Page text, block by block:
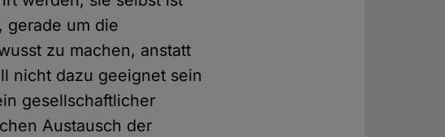
gerade um die
zu machen, anstatt
nicht dazu geeignet sein
gesellschaftlicher
Austausch der